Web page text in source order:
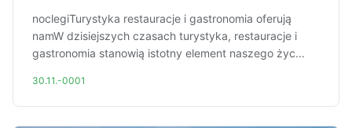
noclegiTurystyka restauracje i gastronomia oferują
namW dzisiejszych czasach turystyka, restauracje i
gastronomia stanowią istotny element naszego życ...
30.11.-0001